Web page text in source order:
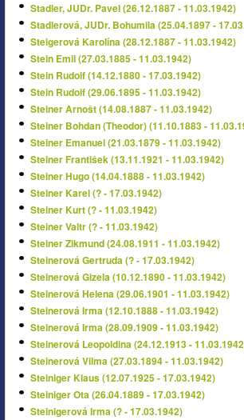
Stadler, JUDr. Pavel (26.12.1887 - 11.03.1942)
Stadlerová, JUDr. Bohumila (25.04.1897 -
Steigerová Karolína (28.12.1887 - 11.03.1942)
Stein Emil (27.03.1885 - 11.03.1942)
Stein Rudolf (14.12.1880 - 17.03.1942)
Stein Rudolf (29.06.1895 - 11.03.1942)
Steiner Arnošt (14.08.1887 - 11.03.1942)
Steiner Bohdan (Theodor) (11.10.1883 -
Steiner Emanuel (21.03.1879 - 11.03.1942)
Steiner František (13.11.1921 - 11.03.1942)
Steiner Hugo (14.04.1888 - 11.03.1942)
Steiner Karel (? - 17.03.1942)
Steiner Kurt (? - 11.03.1942)
Steiner Valtr (? - 11.03.1942)
Steiner Zikmund (24.08.1911 - 11.03.1942)
Steinerová Gertruda (? - 17.03.1942)
Steinerová Gizela (10.12.1890 - 11.03.1942)
Steinerová Helena (29.06.1901 - 11.03.1942)
Steinerová Irma (12.10.1888 - 11.03.1942)
Steinerová Irma (28.09.1909 - 11.03.1942)
Steinerová Leopoldina (24.12.1913 -
Steinerová Vilma (27.03.1894 - 11.03.1942)
Steiniger Klaus (12.07.1925 - 17.03.1942)
Steiniger Ota (26.04.1889 - 17.03.1942)
Steinigerová Irma (? - 17.03.1942)